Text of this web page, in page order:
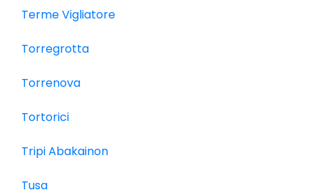
Terme Vigliatore
Torregrotta
Torrenova
Tortorici
Tripi Abakainon
Tusa